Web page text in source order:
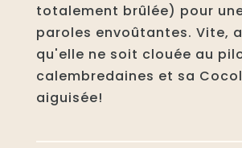
totalement brûlée) pour
paroles envoûtantes. Vite,
qu'elle ne soit clouée au
calembredaines et sa
aiguisée!